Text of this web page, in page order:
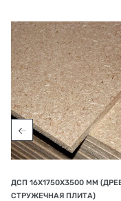
ДСП 16Х1750Х3500 ММ
СТРУЖЕЧНАЯ ПЛИТА)